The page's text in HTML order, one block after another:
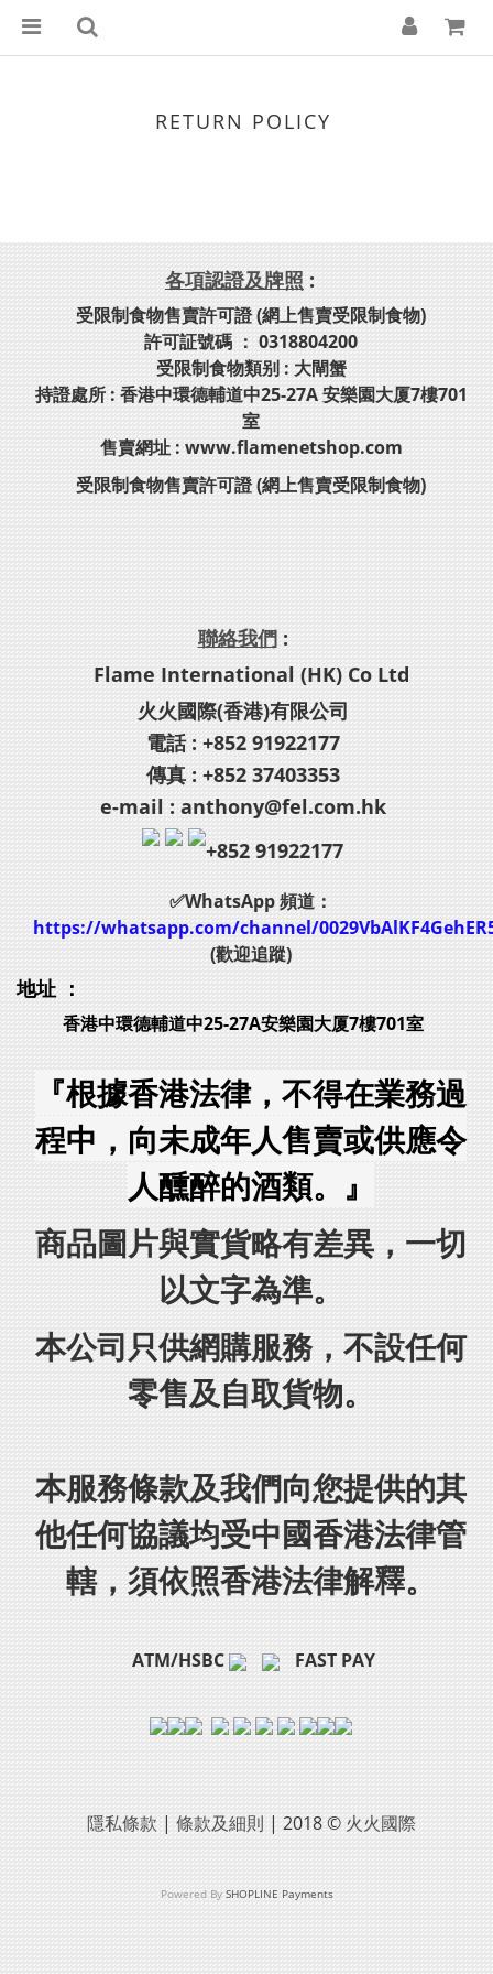
RETURN POLICY
各項認證及牌照 :
受限制食物售賣許可證 (網上售賣受限制食物)
許可証號碼 ： 0318804200
受限制食物類别 : 大閘蟹
持證處所 : 香港中環德輔道中25-27A 安樂園大厦7樓701
室
售賣網址 : www.flamenetshop.com
受限制食物售賣許可證 (網上售賣受限制食物)
聯絡我們:
Flame International (HK) Co Ltd
火火國際(香港)有限公司
電話 : +852 91922177
傳真 : +852 37403353
e-mail : anthony@fel.com.hk
+852 91922177
✅WhatsApp 頻道：
https://whatsapp.com/channel/
(歡迎追蹤)
地址 ：
香港中環德輔道中25-27A安樂園大厦7樓701室
『根據香港法律，不得在業務過
程中，向未成年人售賣或供應令
人醺醉的酒類。』
商品圖片與實貨略有差異，一切
以文字為準。
本公司只供網購服務，不設任何
零售及自取貨物。
本服務條款及我們向您提供的其
他任何協議均受中國香港法律管
轄，須依照香港法律解釋。
ATM/HSBC FAST PAY
隱私條款 | 條款及細則 | 2018 © 火火國際
Powered By SHOPLINE Payments